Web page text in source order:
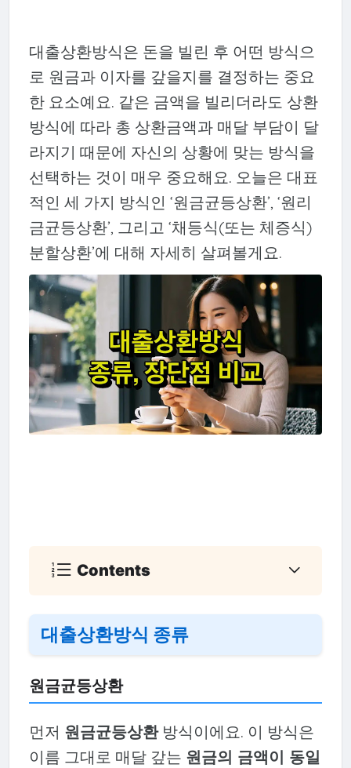
대출상환방식은 돈을 빌린 후 어떤 방식으
로 원금과 이자를 갚을지를 결정하는 중요
한 요소예요. 같은 금액을 빌리더라도 상환
방식에 따라 총 상환금액과 매달 부담이 달
라지기 때문에 자신의 상황에 맞는 방식을
선택하는 것이 매우 중요해요. 오늘은 대표
적인 세 가지 방식인 ‘원금균등상환’, ‘원리
금균등상환’, 그리고 ‘채등식(또는 체증식)
분할상환’에 대해 자세히 살펴볼게요.
Contents
대출상환방식 종류
원금균등상환
먼저 원금균등상환방식이에요. 이 방식은
이름 그대로 매달 갚는 원금의 금액이 동일